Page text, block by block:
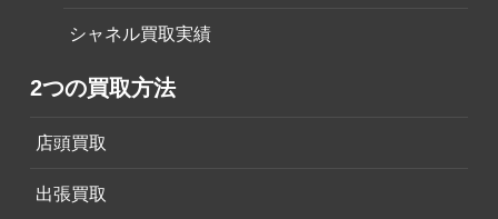
シャネル買取実績
2つの買取方法
店頭買取
出張買取